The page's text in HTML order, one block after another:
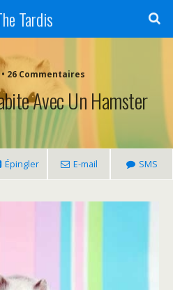
Tardis
• 26 Commentaires
Avec Un Hamster
Épingler E-mail SMS